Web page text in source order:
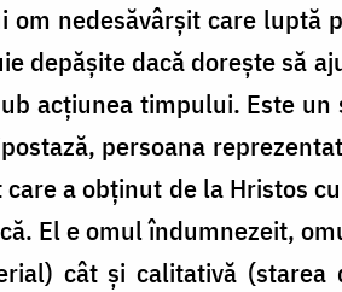
om nedesăvârșit care
depășite dacă dorește să
acțiunea timpului. Este
persoana
a obținut de la Hristos
El e omul îndumnezeit,
cât și calitativă (starea